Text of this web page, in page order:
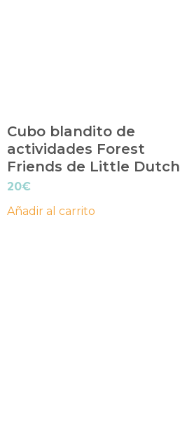
Cubo blandito de
actividades Forest
Friends de Little Dutch
20€
Añadir al carrito